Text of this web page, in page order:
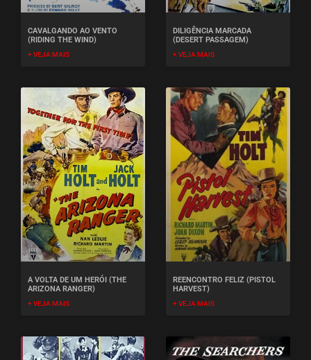
CAVALGANDO AO VENTO
(RIDING THE WIND)
+ VEJA MAIS
DILIGÊNCIA MARCADA
(DESERT PASSAGEM)
+ VEJA MAIS
A VOLTA DE UM HERÓI (THE
ARIZONA RANGER)
+ VEJA MAIS
REENCONTRO FELIZ (PISTOL
HARVEST)
+ VEJA MAIS